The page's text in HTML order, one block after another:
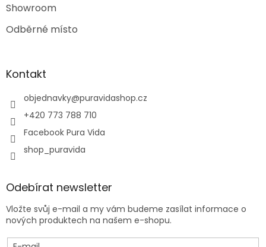
Showroom
Odběrné místo
Kontakt
objednavky@puravidashop.cz
+420 773 788 710
Facebook Pura Vida
shop_puravida
Odebírat newsletter
Vložte svůj e-mail a my vám budeme zasílat informace o
nových produktech na našem e-shopu.